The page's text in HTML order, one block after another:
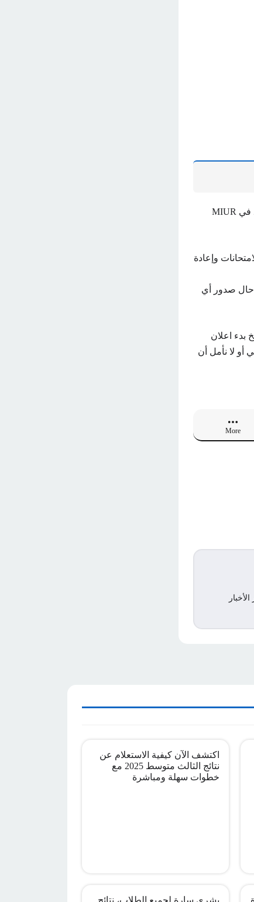
قد يتساءل بعض الطلاب عن إمكانية إعادة الامتحانات في الدور الثاني أم لا وبناءً على ما ورد في MIUR
وإعادة
حال صدور أي
العراق 2024 حيث ذكرنا تاريخ بدء اعلان
أو لا نأمل أن
More
اكتشف الآن كيفية الاستعلام عن
نتائج الثالث متوسط 2025 مع
خطوات سهلة ومباشرة